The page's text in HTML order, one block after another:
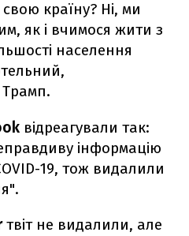
країну? Ні, ми
як і вчимося жити з
населення
відреагували так:
інформацію
19, тож видалили
твіт не видалили, але